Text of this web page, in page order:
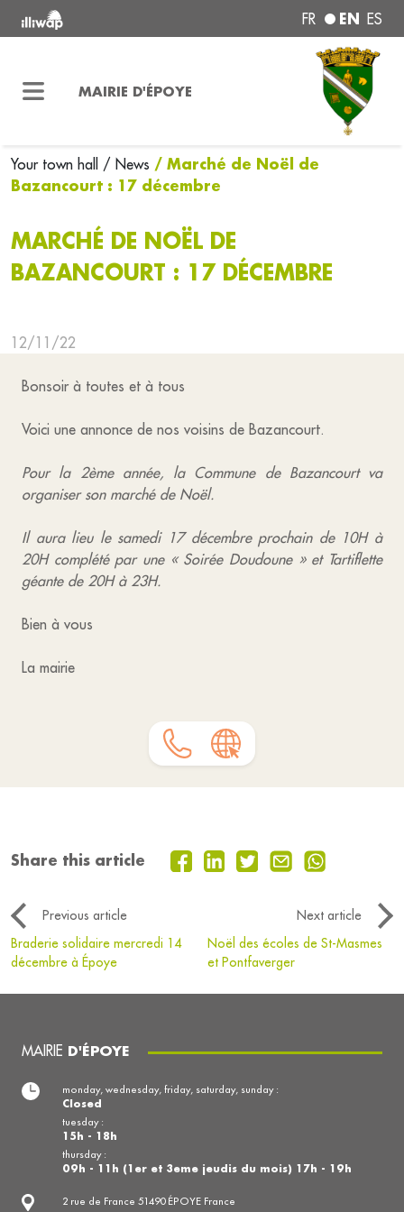
FR EN ES
MAIRIE D'ÉPOYE
Your town hall / News / Marché de Noël de
Bazancourt : 17 décembre
MARCHÉ DE NOËL DE
BAZANCOURT : 17 DÉCEMBRE
12/11/22
Bonsoir à toutes et à tous
Voici une annonce de nos voisins de Bazancourt.
Pour la 2ème année, la Commune de Bazancourt va
organiser son marché de Noël.
Il aura lieu le samedi 17 décembre prochain de 10H à
20H complété par une « Soirée Doudoune » et Tartiflette
géante de 20H à 23H.
Bien à vous
La mairie
Share this article
Previous article
Next article
Braderie solidaire mercredi 14
décembre à Époye
Noël des écoles de St-Masmes
et Pontfaverger
MAIRIE D'ÉPOYE
2 rue de France 51490 ÉPOYE France
monday, wednesday, friday, saturday, sunday :
Closed
tuesday :
15h - 18h
thursday :
09h - 11h (1er et 3eme jeudis du mois) 17h - 19h